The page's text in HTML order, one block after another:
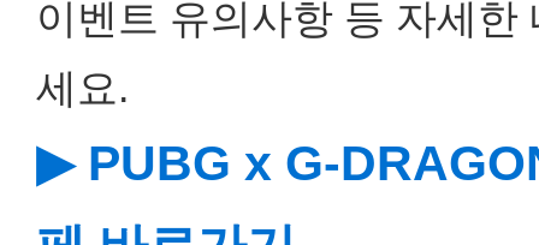
이벤트 유의사항 등 자세
세요.
▶ PUBG x G-